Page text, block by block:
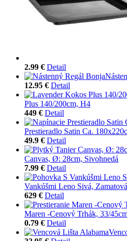
2.99 € Detail
12.95 € Detail
Plus 140/200cm, H4
449 € Detail
Prestieradlo Satin Ca.
49.9 € Detail
Canvas, Ø: 28cm, Sivohnedá
7.99 € Detail
Vankúšmi Leno Sivá, Zamatová
629 € Detail
Maren -Cenový Trhák, 33/
0.79 € Detail